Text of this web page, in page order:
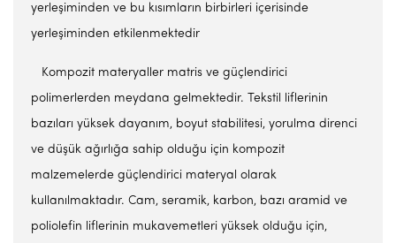
yerleşiminden ve bu kısımların birbirleri içerisinde
yerleşiminden etkilenmektedir
Kompozit materyaller matris ve güçlendirici
polimerlerden meydana gelmektedir. Tekstil liflerinin
bazıları yüksek dayanım, boyut stabilitesi, yorulma direnci
ve düşük ağırlığa sahip olduğu için kompozit
malzemelerde güçlendirici materyal olarak
kullanılmaktadır. Cam, seramik, karbon, bazı aramid ve
poliolefin liflerinin mukavemetleri yüksek olduğu için,